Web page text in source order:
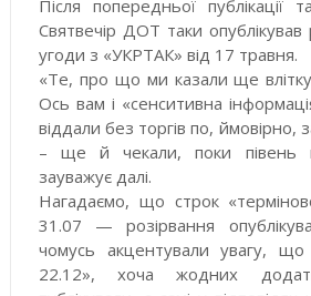
Після попередньої
Святвечір ДОТ таки опублікував
угоди з «УКРТАК» від 17 травня.
«Те, про що ми казали ще
Ось вам і «сенситивна
віддали без торгів по, ймовірно,
– ще й чекали, поки
зауважує далі.
Нагадаємо, що строк
31.07 — розірвання
чомусь акцентували увагу,
22.12», хоча жодних